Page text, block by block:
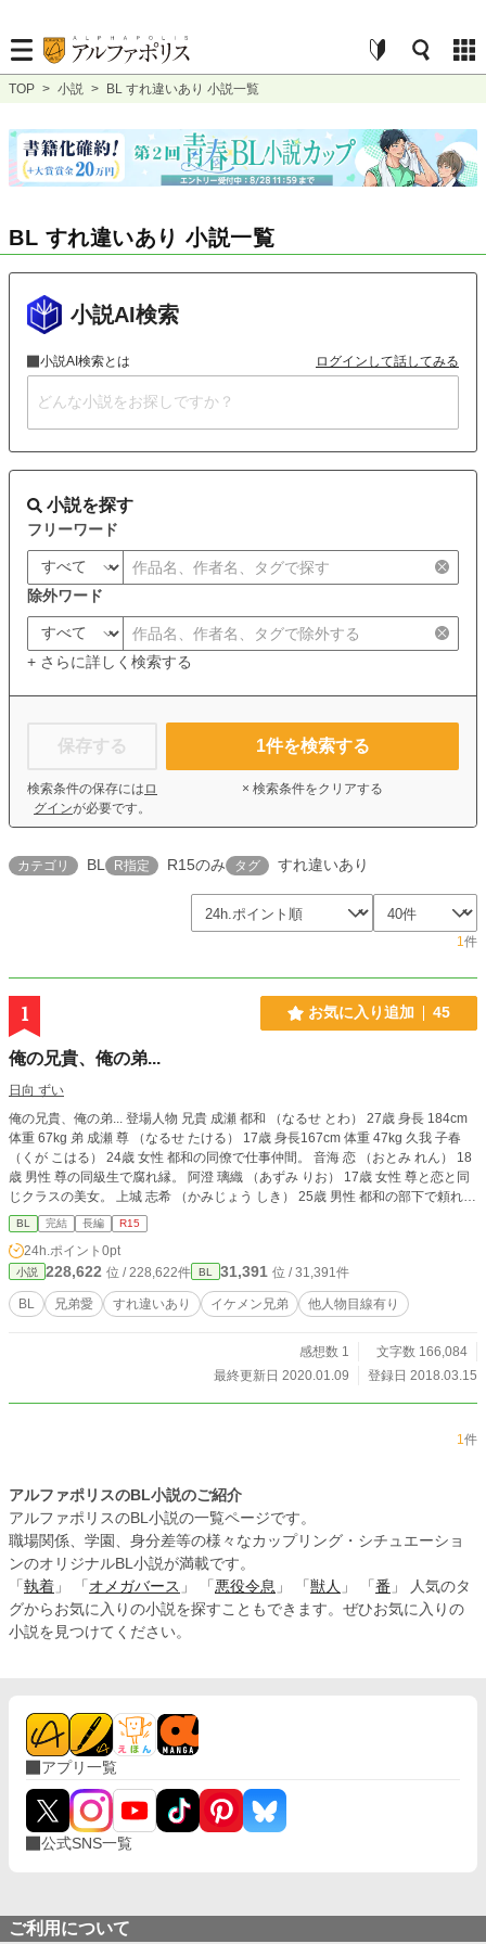
TOP > 小説 > BL すれ違いあり 小説一覧
BL すれ違いあり 小説一覧
小説AI検索
小説AI検索とは ログインして話してみる
小説を探す
フリーワード
除外ワード
+ さらに詳しく検索する
保存する
検索条件の保存には ロ
グインが必要です。
1件を検索する
× 検索条件をクリアする
カテゴリ BL R指定 R15のみ タグ すれ違いあり
1件
1 お気に入り追加 45
俺の兄貴、俺の弟...
日向 ずい
俺の兄貴、俺の弟... 登場人物 兄貴 成瀬 都和 （なるせ とわ） 27歳 身長 184cm
体重 67kg 弟 成瀬 尊 （なるせ たける） 17歳 身長167cm 体重 47kg 久我 子春
（くが こはる） 24歳 女性 都和の同僚で仕事仲間。 音海 恋 （おとみ れん） 18
歳 男性 尊の同級生で腐れ縁。 阿澄 璃織 （あずみ りお） 17歳 女性 尊と恋と同
じクラスの美女。 上城 志希 （かみじょう しき） 25歳 男性 都和の部下で頼れる
友人。 物語内容 一言で言うとBLものです。 恋愛要素と笑い要素が入ったものに
なる予定ですが、言葉などは私の語彙力が足りないため少し見苦しいところが
多々あると思いますが、良ければ読んでいただけるとありがたいです！
BL 完結 長編 R15
24h.ポイント 0pt
小説 228,622 位 / 228,622件 BL 31,391 位 / 31,391件
BL 兄弟愛 すれ違いあり イケメン兄弟 他人物目線有り
感想数 1
文字数 166,084
最終更新日 2020.01.09
登録日 2018.03.15
1件
アルファポリスのBL小説のご紹介
アルファポリスのBL小説の一覧ページです。
職場関係、学園、身分差等の様々なカップリング・シチュエーショ
ンのオリジナルBL小説が満載です。
「 執着 」 「 オメガバース 」 「 悪役令息 」 「 獣人 」 「 番 」 人気のタ
グからお気に入りの小説を探すこともできます。ぜひお気に入りの
小説を見つけてください。
アプリ一覧
公式SNS一覧
ご利用について